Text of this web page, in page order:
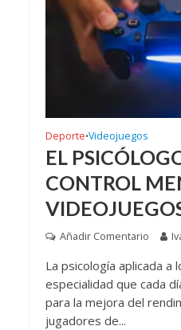
Deporte•Videojuegos
EL
CONTROL
Añadir Comentario
La psicología aplicada a
especialidad que cada
para la mejora del
jugadores de...